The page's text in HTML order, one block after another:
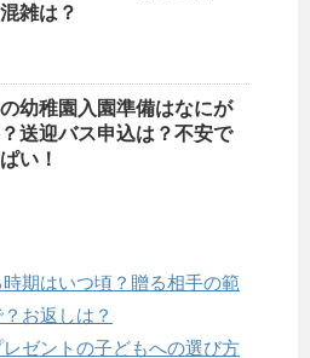
雑は？
幼稚園入園準備はなにが
送迎バス申込は？不安で
い！
期はいつ頃？贈る相手の範
お返しは？
ゼントの子どもへの選び方